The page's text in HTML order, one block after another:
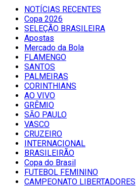
NOTÍCIAS RECENTES
Copa 2026
SELEÇÃO BRASILEIRA
Apostas
Mercado da Bola
FLAMENGO
SANTOS
PALMEIRAS
CORINTHIANS
AO VIVO
GRÊMIO
SĀO PAULO
VASCO
CRUZEIRO
INTERNACIONAL
BRASILEIRÃO
Copa do Brasil
FUTEBOL FEMININO
CAMPEONATO LIBERTADORES